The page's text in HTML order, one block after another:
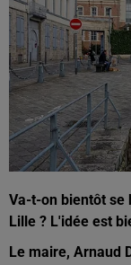
Va-t-on bientôt se
Lille ? L'idée est
Le maire, Arnaud